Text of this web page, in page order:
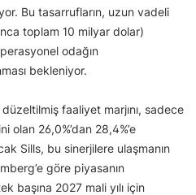
Bu tasarrufların, uzun vadeli
toplam 10 milyar dolar)
odağın
bekleniyor.
faaliyet marjını, sadece
olan 26,0%’dan 28,4%’e
Sills, bu sinerjilere ulaşmanın
göre piyasanın
başına 2027 mali yılı için